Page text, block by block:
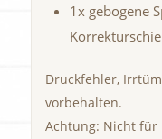
1x gebogene
Druckfehler,
vorbehalten.
Achtung: Nicht für